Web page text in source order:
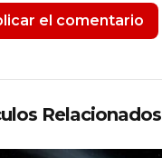
Relacionados